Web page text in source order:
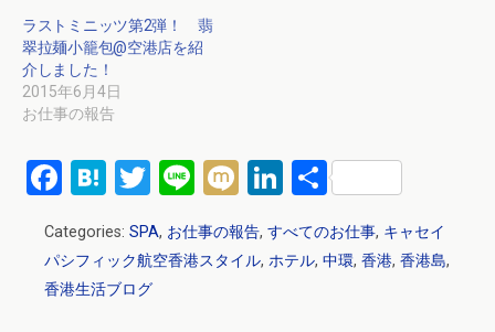
ラストミニッツ第2弾！ 翡
翠拉麺小籠包@空港店を紹
介しました！
2015年6月4日
お仕事の報告
F
ce
b
H
e
n
T
tt
er
Li
n
e
M
ixi
Li
ke
共
Categories: SPA, お仕事の報告, すべてのお仕事, キャセイ
パシフィック航空香港スタイル, ホテル, 中環, 香港, 香港島,
香港生活ブログ